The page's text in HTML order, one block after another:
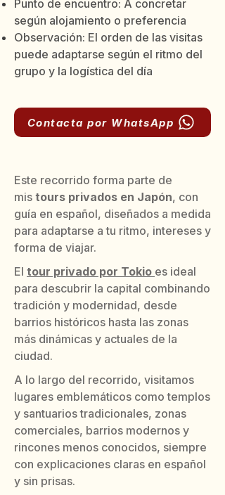
Punto de encuentro: A concretar
según alojamiento o preferencia
Observación: El orden de las visitas
puede adaptarse según el ritmo del
grupo y la logística del día
Contacta por WhatsApp
Este recorrido forma parte de
mis tours privados en Japón, con
guía en español, diseñados a medida
para adaptarse a tu ritmo, intereses y
forma de viajar.
El tour privado por Tokio es ideal
para descubrir la capital combinando
tradición y modernidad, desde
barrios históricos hasta las zonas
más dinámicas y actuales de la
ciudad.
A lo largo del recorrido, visitamos
lugares emblemáticos como templos
y santuarios tradicionales, zonas
comerciales, barrios modernos y
rincones menos conocidos, siempre
con explicaciones claras en español
y sin prisas.